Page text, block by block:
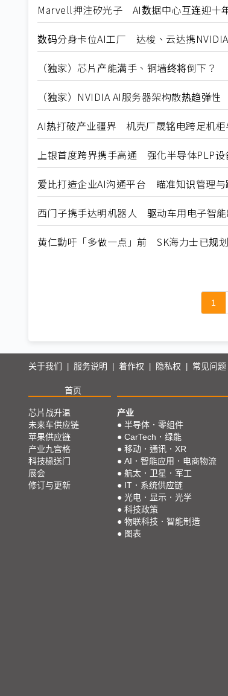
Marvell押注矽光子 AI数据中心互连迎十
数码分身卡位AI工厂 达梭、云达携
（独家）芯片产能满手、铜墙终将倒下
（独家）NVIDIA AI服务器架构散热趋弹
AI热打破产业疆界 机壳厂晟铭电跨足机柜
上银首度跨界携手高通 强化半导体PLP设
爱比打造企业AI沟通平台 瞄准知识管理与
西门子携手达明机器人 驱动车用电子智
黄仁勳吁「多做一点」前 SK海力士已规
1
关于我们 服务说明 着作权 隐私权 常见问题
首页
芯片战升温
未来车供应链
苹果供应链
产业九宫格
科技椽送门
展会
修订与更新
产业
● 半导体．零组件
● CarTech．绿能
● 移动．通讯．XR
● AI．智能应用．电商物流
● 航太．卫星．军工
● IT．系统供应链
● 光电．显示．光学
● 科技政策
● 物联科技．智能制造
● 图表